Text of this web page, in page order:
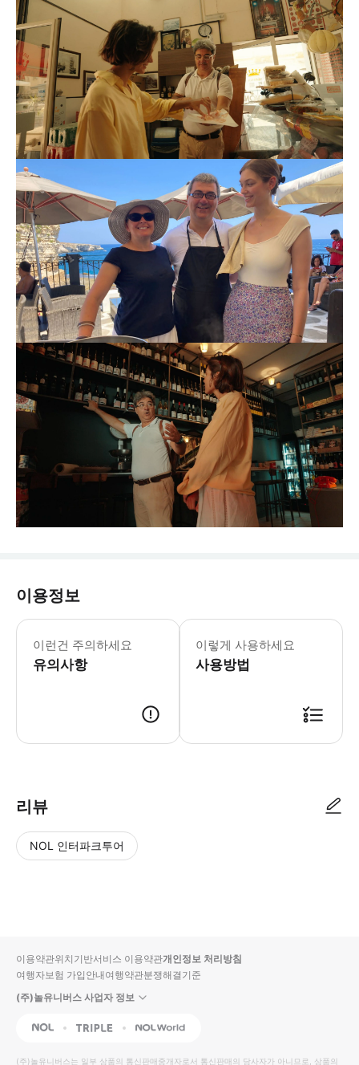
이용정보
이런건 주의하세요
유의사항
이렇게 사용하세요
사용방법
리뷰
NOL 인터파크투어
입니
다.
높
동
순
상
이용약관위치기반서비스 이용약관개인정보 처리방침
여행자보험 가입안내여행약관분쟁해결기준
(주)놀유니버스 사업자 정보
NOL Triple Interpark Global
(주)놀유니버스는 일부 상품의 통신판매중개자로서 통신판매의 당사자가 아니므로, 상품의